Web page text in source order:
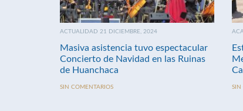
ACTUALIDAD 21 DICIEMBRE, 2024
Masiva asistencia tuvo espectacular
Concierto de Navidad en las Ruinas
de Huanchaca
SIN COMENTARIOS SIN